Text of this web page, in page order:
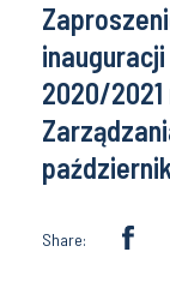
2020/2021
Share: